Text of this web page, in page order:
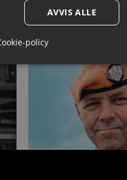
AVVIS ALLE
policy